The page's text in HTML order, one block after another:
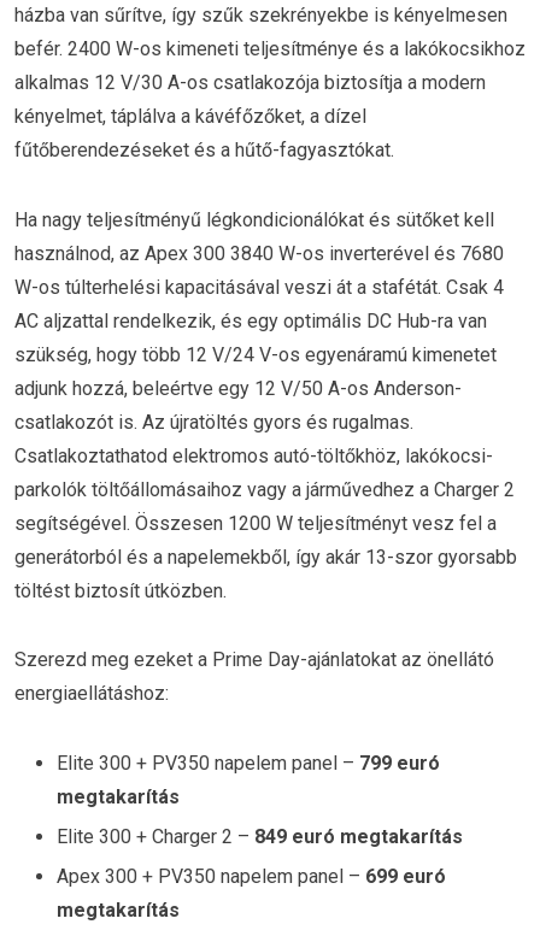
házba van sűrítve, így szűk szekrényekbe is kényelmesen
befér. 2400 W-os kimeneti teljesítménye és a lakókocsikhoz
alkalmas 12 V/30 A-os csatlakozója biztosítja a modern
kényelmet, táplálva a kávéfőzőket, a dízel
fűtőberendezéseket és a hűtő-fagyasztókat.
Ha nagy teljesítményű légkondicionálókat és sütőket kell
használnod, az Apex 300 3840 W-os inverterével és 7680
W-os túlterhelési kapacitásával veszi át a stafétát. Csak 4
AC aljzattal rendelkezik, és egy optimális DC Hub-ra van
szükség, hogy több 12 V/24 V-os egyenáramú kimenetet
adjunk hozzá, beleértve egy 12 V/50 A-os Anderson-
csatlakozót is. Az újratöltés gyors és rugalmas.
Csatlakoztathatod elektromos autó-töltőkhöz, lakókocsi-
parkolók töltőállomásaihoz vagy a járművedhez a Charger 2
segítségével. Összesen 1200 W teljesítményt vesz fel a
generátorból és a napelemekből, így akár 13-szor gyorsabb
töltést biztosít útközben.
Szerezd meg ezeket a Prime Day-ajánlatokat az önellátó
energiaellátáshoz:
Elite 300 + PV350 napelem panel – 799 euró
megtakarítás
Elite 300 + Charger 2 – 849 euró megtakarítás
Apex 300 + PV350 napelem panel – 699 euró
megtakarítás